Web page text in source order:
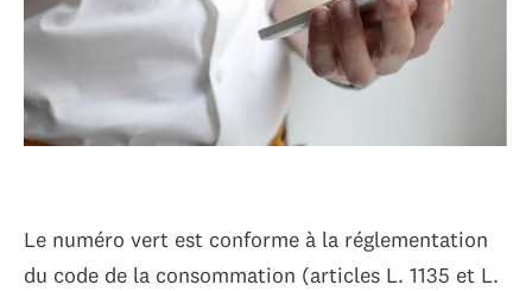
Le numéro vert est conforme à la réglementation
du code de la consommation (articles L. 1135 et L.